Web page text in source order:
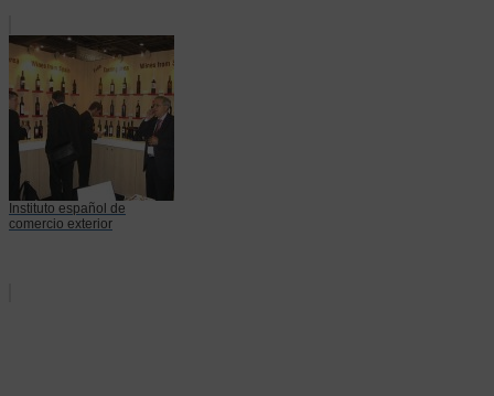
Instituto español de
comercio exterior